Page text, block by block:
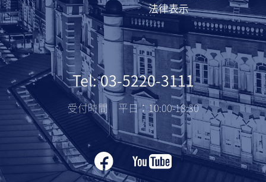
法律表示
Tel: 03-5220-3111
受付時間 平日：10:00-18:30